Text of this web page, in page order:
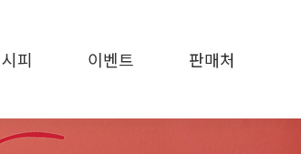
피 이벤트 판매처